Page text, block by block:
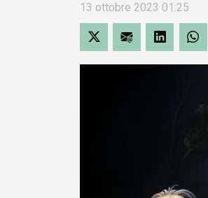
13 ottobre 2023 01:25